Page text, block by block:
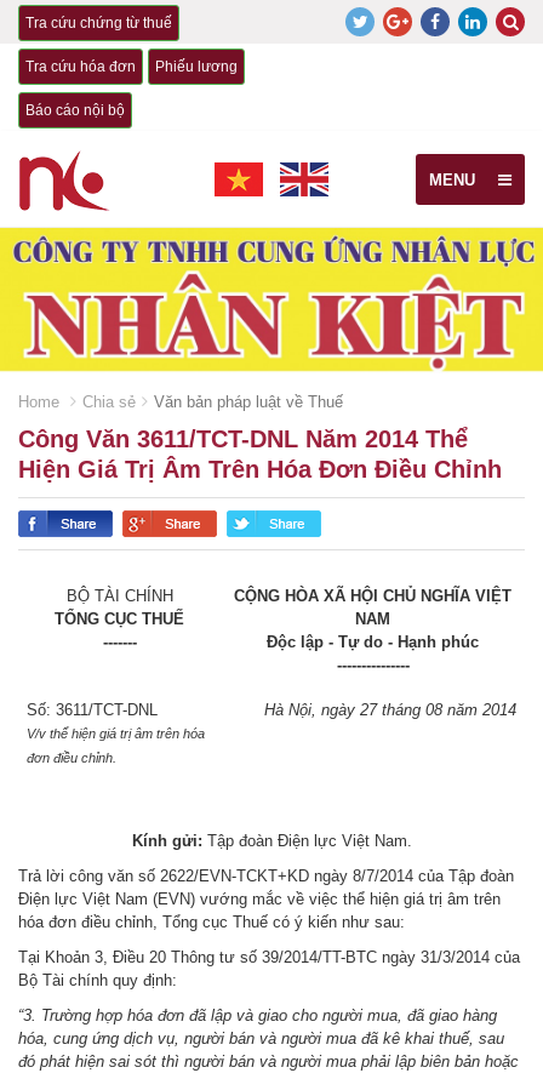
Tra cứu chứng từ thuế
Tra cứu hóa đơn Phiếu lương
Báo cáo nội bộ
MENU
Home Chia sẻ Văn bản pháp luật về Thuế
Công Văn 3611/TCT-DNL Năm 2014 Thể
Hiện Giá Trị Âm Trên Hóa Đơn Điều Chỉnh
BỘ TÀI CHÍNH
TỔNG CỤC THUẾ
-------
CỘNG HÒA XÃ HỘI CHỦ NGHĨA VIỆT
NAM
Độc lập - Tự do - Hạnh phúc
---------------
Số: 3611/TCT-DNL
V/v thể hiện giá trị âm trênhóa
đơn điều chỉnh.
Hà Nội, ngày 27 tháng 08 năm 2014
Kính gửi: Tập đoàn Điện lực Việt Nam.
Trả lời công văn số 2622/EVN-TCKT+KD ngày 8/7/2014 của Tập đoàn
Điện lực Việt Nam (EVN) vướng mắc về việc thể hiện giá trị âm trên
hóađơn điều chỉnh, Tổng cục Thuế có ý kiến như sau:
Tại Khoản 3, Điều 20 Thông tư số 39/2014/TT-BTC ngày 31/3/2014 của
Bộ Tài chính quy định:
“3. Trường hợp hóa đơn đã lập và giao cho người mua, đã giao hàng
hóa, cung ứng dịch vụ, người bán và người mua đã kê khai thuế, sau
đó phát hiện sai sót thì người bán và người mua phải lập biên bản hoặc